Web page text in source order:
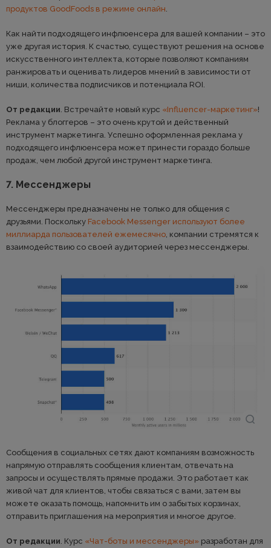
продуктов GoodFoods в режиме онлайн
Как найти подходящего инфлюенсера для вашей компании – это
уже другая история. К счастью, существуют решения на основе
искусственного интеллекта, которые позволяют компаниям
ранжировать и оценивать лидеров мнений в зависимости от
ниши, количества подписчиков и потенциала ROI.
От редакции . Встречайте новый курс «Influencer-маркетинг»!
Реклама у блоггеров – это очень крутой и действенный
инструмент маркетинга. Успешно оформленная реклама у
подходящего инфлюенсера может принести гораздо больше
продаж, чем любой другой инструмент маркетинга.
7. Мессенджеры
Мессенджеры предназначены не только для общения с
друзьями. Поскольку Facebook Messenger используют более
миллиарда пользователей ежемесячно , компании стремятся к
взаимодействию со своей аудиторией через мессенджеры.
Сообщения в социальных сетях дают компаниям возможность
напрямую отправлять сообщения клиентам, отвечать на
запросы и осуществлять прямые продажи. Это работает как
живой чат для клиентов, чтобы связаться с вами, затем вы
можете оказать помощь, напомнить им о забытых корзинах,
отправить приглашения на мероприятия и многое другое.
От редакции . Курс «Чат-боты и мессенджеры» разработан для